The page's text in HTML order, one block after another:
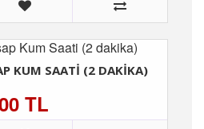
KUM SAATI (2 DAKIKA)
TL